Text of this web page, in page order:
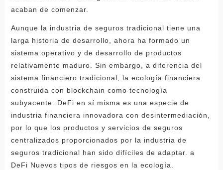
acaban de comenzar.
Aunque la industria de seguros tradicional tiene una
larga historia de desarrollo, ahora ha formado un
sistema operativo y de desarrollo de productos
relativamente maduro. Sin embargo, a diferencia del
sistema financiero tradicional, la ecología financiera
construida con blockchain como tecnología
subyacente: DeFi en sí misma es una especie de
industria financiera innovadora con desintermediación,
por lo que los productos y servicios de seguros
centralizados proporcionados por la industria de
seguros tradicional han sido difíciles de adaptar. a
DeFi Nuevos tipos de riesgos en la ecología.